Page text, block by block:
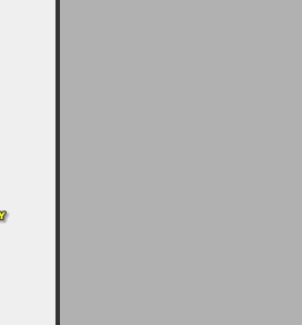
致し
て
JCB
迷惑
で、
て】